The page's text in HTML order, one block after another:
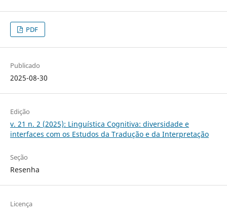
PDF
Publicado
2025-08-30
Edição
v. 21 n. 2 (2025): Linguística Cognitiva: diversidade e
interfaces com os Estudos da Tradução e da Interpretação
Seção
Resenha
Licença